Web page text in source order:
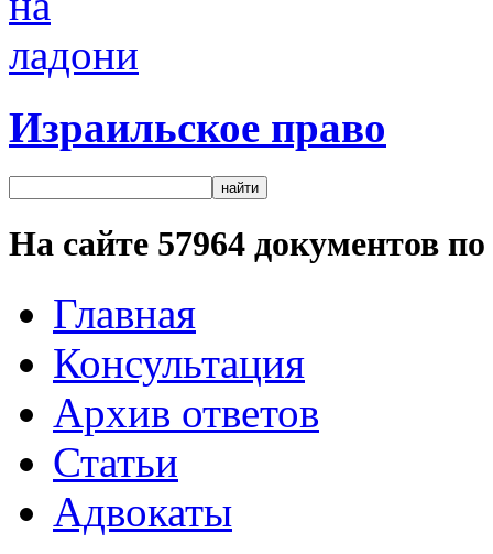
Израильское право
На сайте 57964 документов
Главная
Консультация
Архив ответов
Статьи
Адвокаты